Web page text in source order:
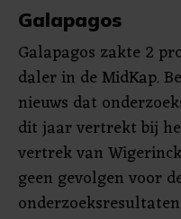
Galapagos
Galapagos zakte 2
daler in de MidKap.
nieuws dat
dit jaar vertrekt bij
vertrek van
geen gevolgen voor